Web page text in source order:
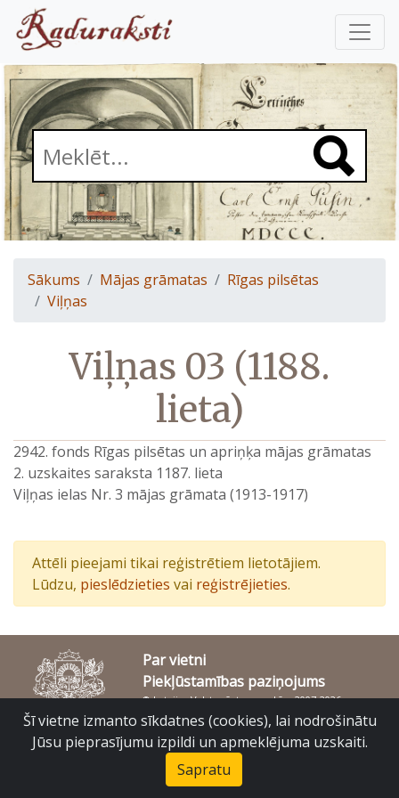
Sākums Mājas grāmatas
Rīgas pilsētas
Viļņas
Viļņas 03 (1188.
lieta)
2942. fonds Rīgas pilsētas un apriņķa mājas grāmatas
2. uzskaites saraksta 1187. lieta
Viļņas ielas Nr. 3 mājas grāmata (1913-1917)
Attēli pieejami tikai reģistrētiem lietotājiem.
Lūdzu, pieslēdzieties vai reģistrējieties.
Par vietni
Piekļūstamības paziņojums
© Latvijas Valsts vēstures arhīvs 2007-2026
Slokas iela 16, Rīga, LV – 1048
Šī vietne izmanto sīkdatnes (cookies), lai nodrošinātu
Jūsu pieprasījumu izpildi un apmeklējuma uzskaiti.
Sapratu